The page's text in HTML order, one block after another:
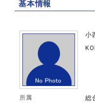
基本情報
小
所属 総